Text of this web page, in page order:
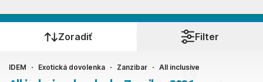
Kedy cestujete?
Ako cestujete?
Zoradiť Filter
IDEM Exotická dovolenka Zanzibar All inclusive